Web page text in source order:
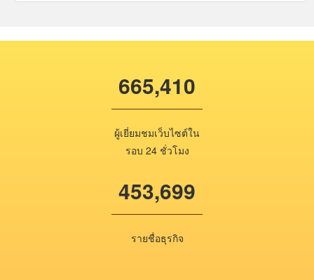
665,410
ผู้เยี่ยมชมเว็บไซต์ใน
รอบ 24 ชั่วโมง
453,699
รายชื่อธุรกิจ